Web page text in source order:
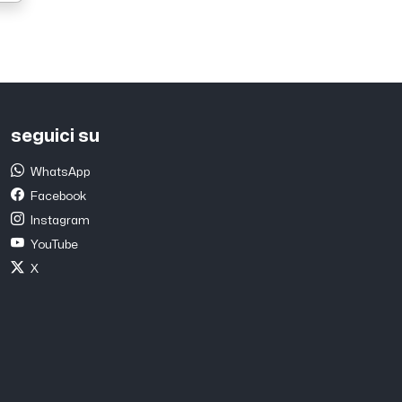
seguici su
WhatsApp
Facebook
Instagram
YouTube
X